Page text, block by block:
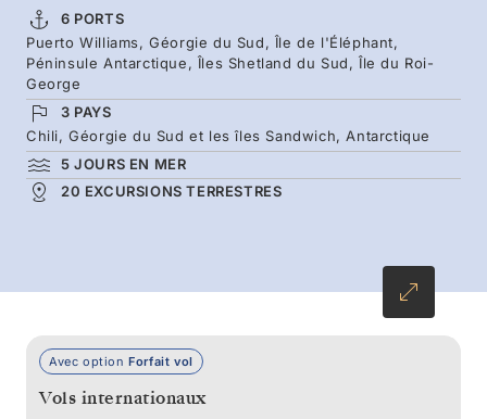
semaines à explorer l’océan Austral au tout
début de la saison, en foulant les neiges
immaculées de la péninsule sous le vol des
albatros, tandis que les éléphants de mer se
prélassent sur les plages. Une traversée du
passage de Drake vient parfaire cette
6 PORTS
Puerto Williams, Géorgie du Sud, Île de l'Éléphant,
Péninsule Antarctique, Îles Shetland du Sud, Île du Roi-
George
3 PAYS
Chili, Géorgie du Sud et les îles Sandwich, Antarctique
5 JOURS EN MER
20 EXCURSIONS TERRESTRES
Avec option Forfait vol
Vols internationaux